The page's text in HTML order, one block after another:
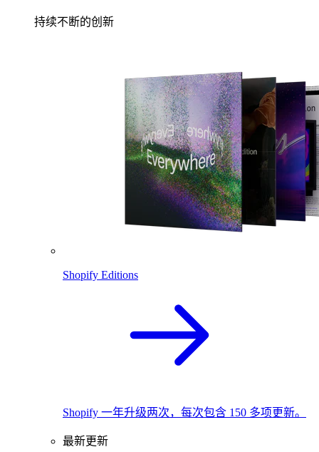
持续不断的创新
Shopify Editions
Shopify 一年升级两次，每次包含 150 多项更新。
最新更新